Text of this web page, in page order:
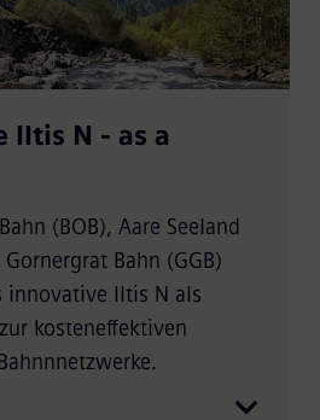
Iltis N - as a
(BOB), Aare Seeland
Bahn (GGB)
innovative Iltis N als
kosteneffektiven